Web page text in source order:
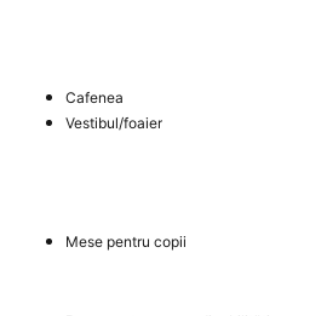
Cafenea
Vestibul/foaier
Mese pentru copii